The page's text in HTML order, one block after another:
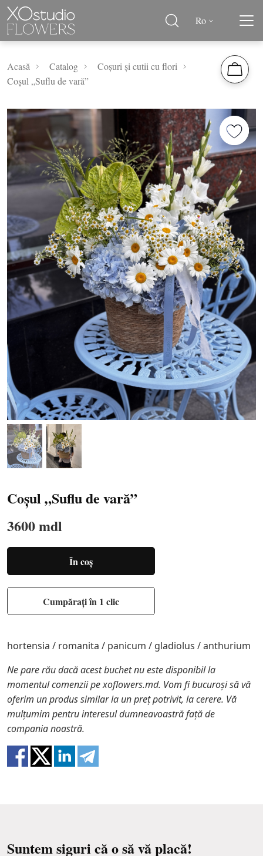
Ro
Acasă Catalog
Coșuri și cutii cu flori
Coșul „Suflu de vară”
Coșul „Suflu de vară”
3600 mdl
În coș
Cumpărați în 1 clic
hortensia / romanita / panicum / gladiolus / anthurium
Ne pare rău dacă acest buchet nu este disponibil la
momentul comenzii pe xoflowers.md. Vom fi bucuroși să vă
oferim un produs similar la un preț potrivit, la cerere. Vă
mulțumim pentru interesul dumneavoastră față de
compania noastră.
Suntem siguri că o să vă placă!